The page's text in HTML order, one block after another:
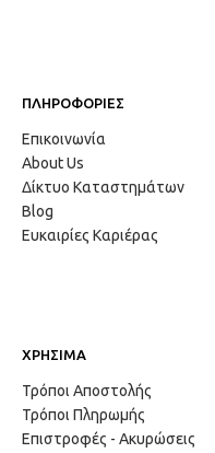
ΠΛΗΡΟΦΟΡΙΕΣ
Επικοινωνία
About Us
Δίκτυο Καταστημάτων
Blog
Ευκαιρίες Καριέρας
ΧΡΗΣΙΜΑ
Τρόποι Αποστολής
Τρόποι Πληρωμής
Επιστροφές - Ακυρώσεις